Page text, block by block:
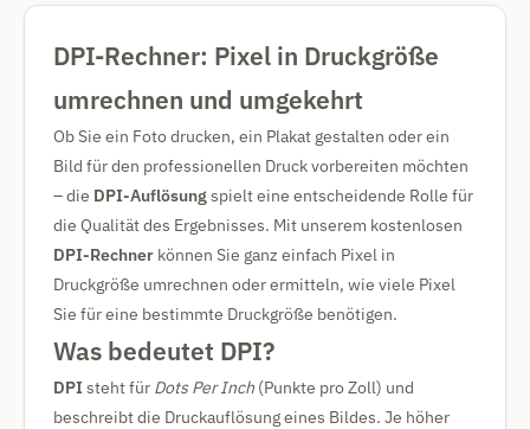
DPI-Rechner: Pixel in Druckgröße
umrechnen und umgekehrt
Ob Sie ein Foto drucken, ein Plakat gestalten oder ein
Bild für den professionellen Druck vorbereiten möchten
– die DPI-Auflösungspielt eine entscheidende Rolle für
die Qualität des Ergebnisses. Mit unserem kostenlosen
DPI-Rechner können Sie ganz einfach Pixel in
Druckgröße umrechnen oder ermitteln, wie viele Pixel
Sie für eine bestimmte Druckgröße benötigen.
Was bedeutet DPI?
DPIsteht für Dots Per Inch (Punkte pro Zoll) und
beschreibt die Druckauflösung eines Bildes. Je höher